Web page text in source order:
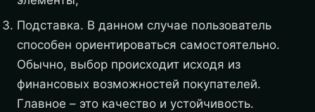
Подставка. В данном случае пользователь
способен ориентироваться самостоятельно.
Обычно, выбор происходит исходя из
финансовых возможностей покупателей.
Главное – это качество и устойчивость.